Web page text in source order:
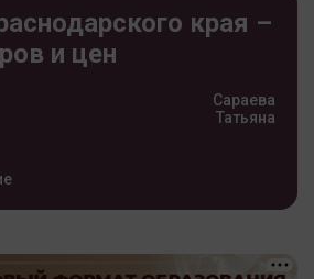
края –
и цен
Сараева
Татьяна